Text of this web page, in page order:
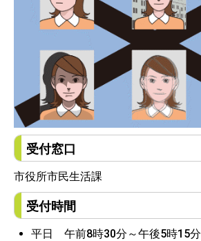
受付窓口
市役所市民生活課
受付時間
平日 午前8時30分～午後5時15分